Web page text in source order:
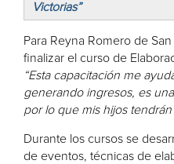
Victorias”
Para Reyna Romero de
finalizar el curso de
“Esta capacitación me
generando ingresos, es
por lo que mis hijos
Durante los cursos se
de eventos, técnicas de